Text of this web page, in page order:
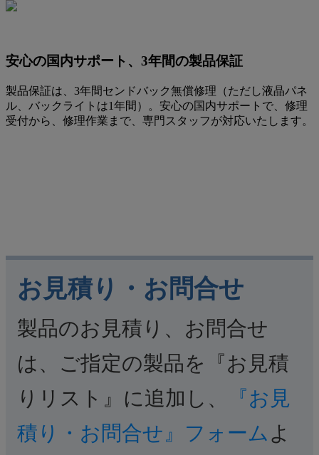
安心の国内サポート、3年間の製品保証
製品保証は、3年間センドバック無償修理（ただし液晶パネ
ル、バックライトは1年間）。安心の国内サポートで、修理
受付から、修理作業まで、専門スタッフが対応いたします。
お見積り・お問合せ
製品のお見積り、お問合せ
は、ご指定の製品を『お見積
りリスト』に追加し、
『お見
積り・お問合せ』フォーム よ